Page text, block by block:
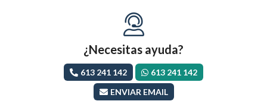
¿Necesitas ayuda?
613 241 142
613 241 142
ENVIAR EMAIL